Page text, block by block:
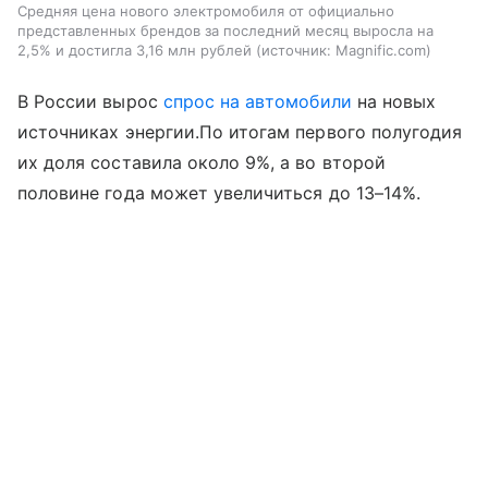
Средняя цена нового электромобиля от официально
представленных брендов за последний месяц выросла на
2,5% и достигла 3,16 млн рублей
источник: Magnific.com
В России вырос спрос на автомобили на новых
источниках энергии.По итогам первого полугодия
их доля составила около 9%, а во второй
половине года может увеличиться до 13–14%.